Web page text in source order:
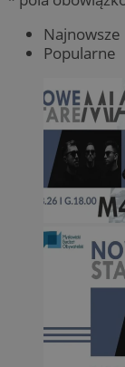
Najnowsze
Popularne